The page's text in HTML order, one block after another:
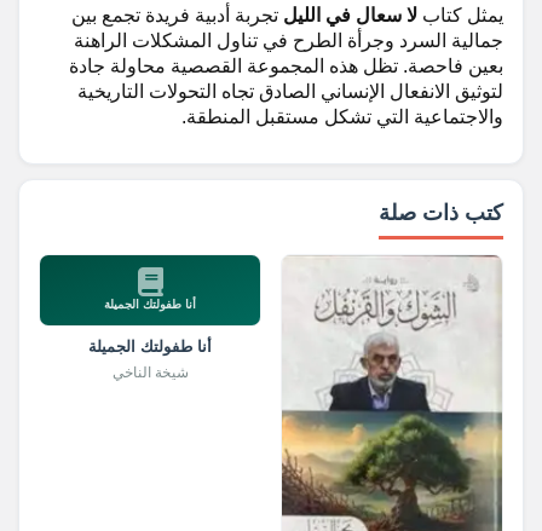
يمثل كتاب لا سعال في الليل تجربة أدبية فريدة تجمع بين
جمالية السرد وجرأة الطرح في تناول المشكلات الراهنة
بعين فاحصة. تظل هذه المجموعة القصصية محاولة جادة
لتوثيق الانفعال الإنساني الصادق تجاه التحولات التاريخية
والاجتماعية التي تشكل مستقبل المنطقة.
كتب ذات صلة
أنا طفولتك الجميلة
أنا طفولتك الجميلة
شيخة الناخي